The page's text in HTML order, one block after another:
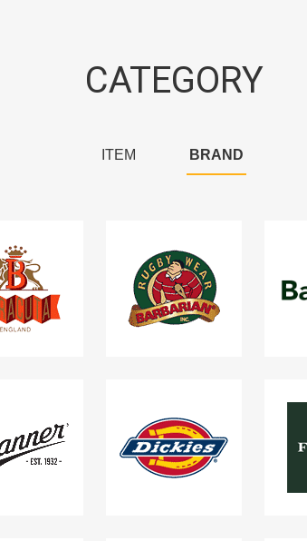
CATEGORY
ITEM BRAND